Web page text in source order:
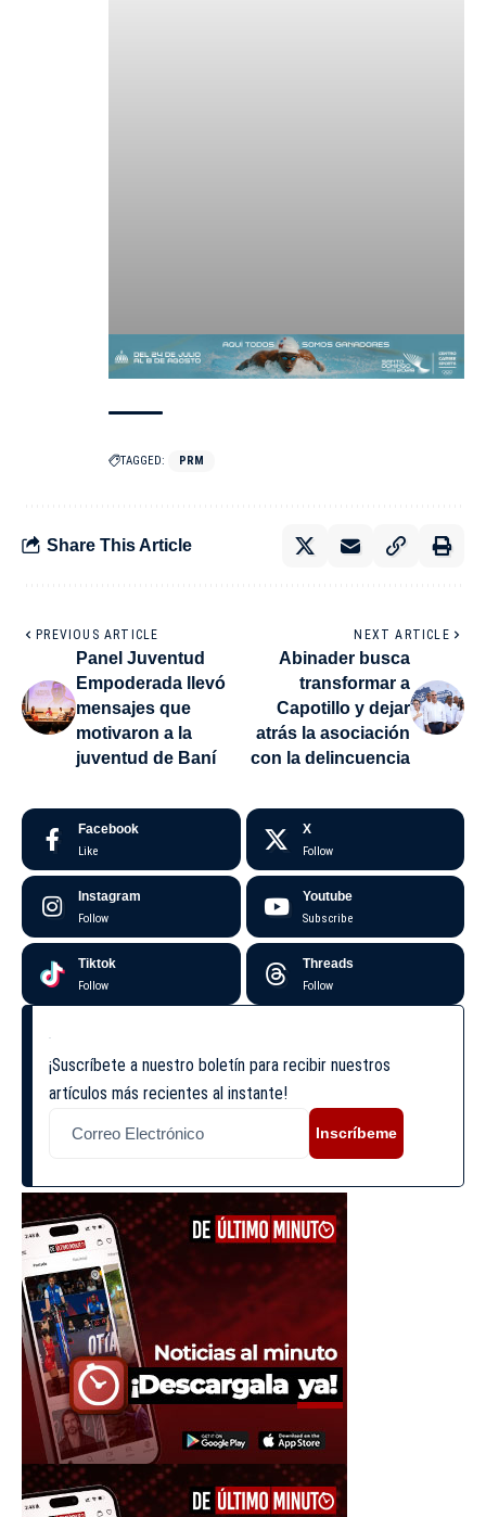
TAGGED: PRM
Share This Article
PREVIOUS ARTICLE
Panel Juventud
Empoderada llevó
mensajes que
motivaron a la
juventud de Baní
NEXT ARTICLE
Abinader busca
transformar a
Capotillo y dejar
atrás la asociación
con la delincuencia
Facebook
Like
X
Follow
Instagram
Follow
Youtube
Subscribe
Tiktok
Follow
Threads
Follow
¡Suscríbete a nuestro boletín para recibir nuestros
artículos más recientes al instante!
Inscríbeme